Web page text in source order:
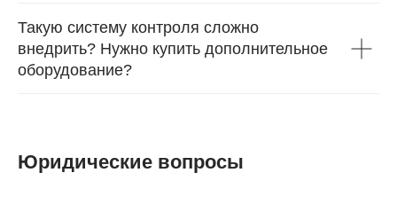
Такую систему контроля сложно
внедрить? Нужно купить дополнительное
оборудование?
Юридические вопросы